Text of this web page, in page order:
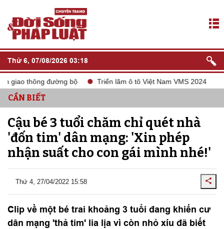
Thứ 6, 07/08/2026 03:18
thông đường bộ Triển lãm ô tô Việt Nam VMS 2024
CẦN BIẾT
Cậu bé 3 tuổi chăm chỉ quét nhà
'đốn tim' dân mạng: 'Xin phép
nhận suất cho con gái mình nhé!'
Thứ 4, 27/04/2022 15:58
Clip về một bé trai khoảng 3 tuổi đang khiến cư
dân mạng 'thả tim' lia lịa vì còn nhỏ xíu đã biết